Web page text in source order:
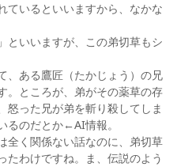
ているといいますから、なかな
といいますが、この弟切草もシ
、ある鷹匠（たかじょう）の兄
。ところが、弟がその薬草の存
怒った兄が弟を斬り殺してしま
るのだとか←AI情報。
全く関係ない話なのに、弟切草
たわけですね。ま、伝説のよう